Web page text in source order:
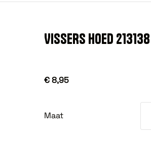
VISSERS HOED 213138
€ 8,95
Maat